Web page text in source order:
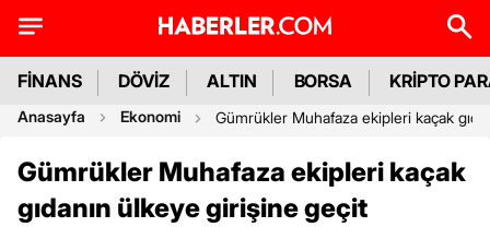
FİNANS DÖVİZ ALTIN BORSA KRİPTO
Anasayfa Ekonomi Gümrükler Muhafaza ekipleri kaçak
Gümrükler Muhafaza ekipleri kaçak
gıdanın ülkeye girişine geçit